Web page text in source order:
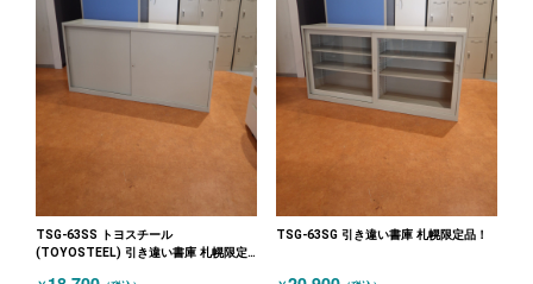
TSG-63SS トヨスチール
(TOYOSTEEL) 引き違い書庫 札幌限定
TSG-63SG 引き違い書庫 札幌限定品！